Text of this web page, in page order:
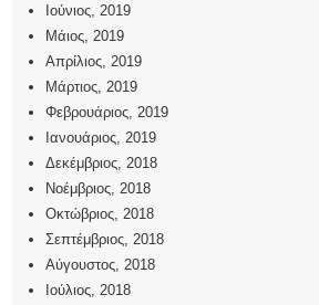
Ιούνιος, 2019
Μάιος, 2019
Απρίλιος, 2019
Μάρτιος, 2019
Φεβρουάριος, 2019
Ιανουάριος, 2019
Δεκέμβριος, 2018
Νοέμβριος, 2018
Οκτώβριος, 2018
Σεπτέμβριος, 2018
Αύγουστος, 2018
Ιούλιος, 2018